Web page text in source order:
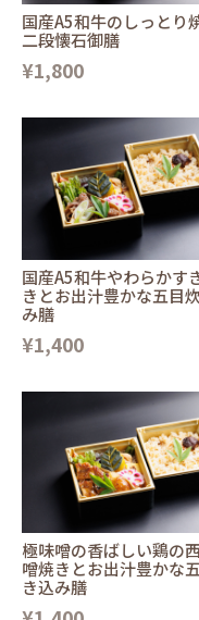
国産A5和牛のしっとり
二段懐石御膳
¥1,800
国産A5和牛やわらかす
きとお出汁豊かな五目
み膳
¥1,400
極味噌の香ばしい鶏の
噌焼きとお出汁豊かな
き込み膳